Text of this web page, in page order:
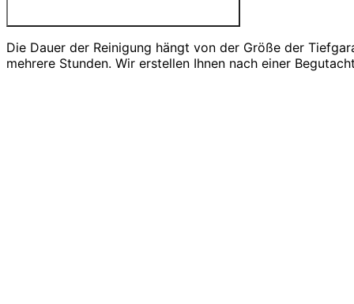
Die Dauer der Reinigung hängt von der Größe der
mehrere Stunden. Wir erstellen Ihnen nach einer